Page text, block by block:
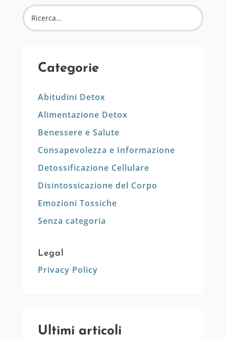
Categorie
Abitudini Detox
Alimentazione Detox
Benessere e Salute
Consapevolezza e Informazione
Detossificazione Cellulare
Disintossicazione del Corpo
Emozioni Tossiche
Senza categoria
Legal
Privacy Policy
Ultimi articoli